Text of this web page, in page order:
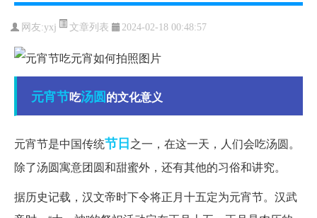
网友:yxj 文章列表 2024-02-18 00:48:57
元宵节吃汤圆的文化意义
元宵节是中国传统节日之一，在这一天，人们会吃汤圆。
除了汤圆寓意团圆和甜蜜外，还有其他的习俗和讲究。
据历史记载，汉文帝时下令将正月十五定为元宵节。汉武